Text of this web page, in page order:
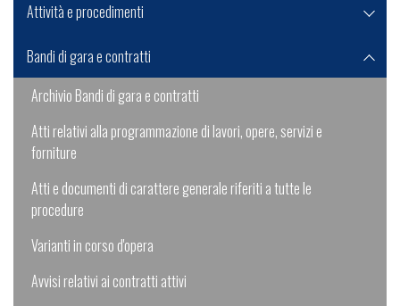
Attività e procedimenti
Bandi di gara e contratti
Archivio Bandi di gara e contratti
Atti relativi alla programmazione di lavori, opere, servizi e
forniture
Atti e documenti di carattere generale riferiti a tutte le
procedure
Varianti in corso d'opera
Avvisi relativi ai contratti attivi